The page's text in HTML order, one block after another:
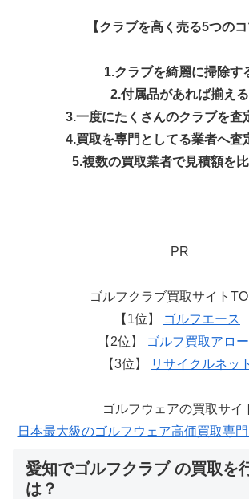
【クラブを高く売る5つのコ
1.クラブを綺麗に掃除す
2.付属品があれば揃える
3.一度にたくさんのクラブを査
4.買取を専門としてる業者へ査
5.複数の買取業者で見積額を
PR
ゴルフクラブ買取サイト
【1位】
ゴルフエース
【2位】
ゴルフ買取アロ
【3位】
リサイクルネット
ゴルフウェアの買取サイ
日本最大級のゴルフウェア高価買取専門
愛知でゴルフクラブ の買取を
は？